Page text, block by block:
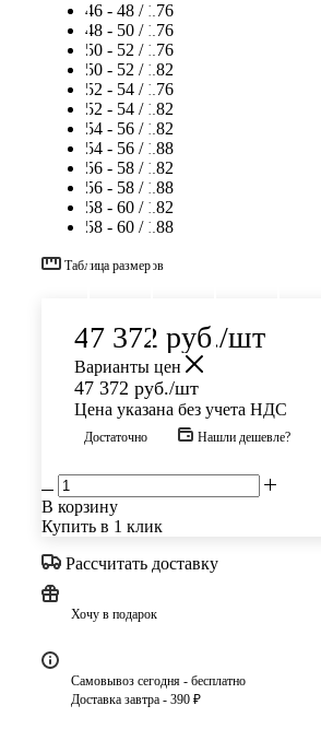
46 - 48 / 176
48 - 50 / 176
50 - 52 / 176
50 - 52 / 182
52 - 54 / 176
52 - 54 / 182
54 - 56 / 182
54 - 56 / 188
56 - 58 / 182
56 - 58 / 188
58 - 60 / 182
58 - 60 / 188
Таблица размеров
47 372 руб./шт
Варианты цен
47 372 руб./шт
Цена указана без учета НДС
Достаточно Нашли дешевле?
В корзину
Купить в 1 клик
Рассчитать доставку
Хочу в подарок
Самовывоз сегодня - бесплатно
Доставка завтра - 390 ₽